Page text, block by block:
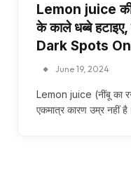
Lemon juice
के काले धब्बे
Dark Spots
June 19, 2024
Lemon juice (नींबू का
एकमात्र कारण उम्र नहीं